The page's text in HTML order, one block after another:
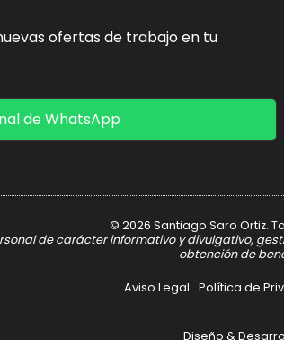
ofertas de trabajo en tu
de WhatsApp
© 2026 Santiago Saro Ortiz.
de carácter informativo y divulgativo,
obtención de
Aviso Legal Política de
Diseño &